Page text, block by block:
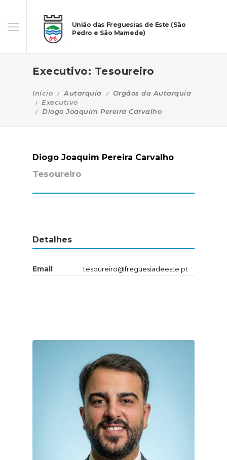
União das Freguesias de Este (São
Pedro e São Mamede)
Executivo: Tesoureiro
Início Autarquia
Orgãos da Autarquia
Executivo
Diogo Joaquim Pereira Carvalho
Diogo Joaquim Pereira Carvalho
Tesoureiro
Detalhes
Email tesoureiro@freguesiadeeste.pt